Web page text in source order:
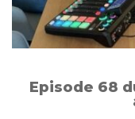
Episode 68